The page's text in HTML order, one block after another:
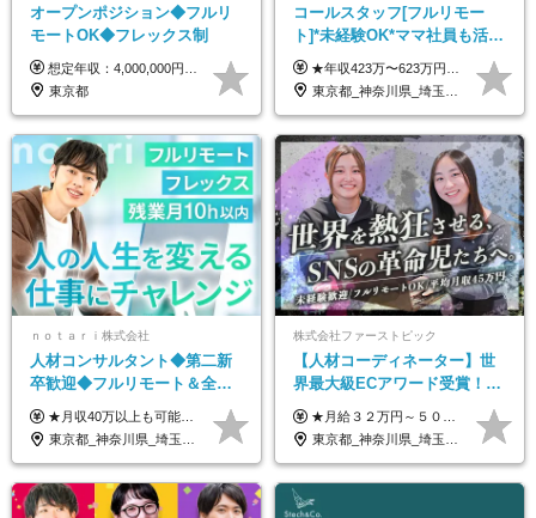
オープンポジション◆フルリ
モートOK◆フレックス制
想定年収：4,000,000円 ～ 8,000,000円 月給：288,000円 ～ 570,000円 ※ご経験・能力に応じて決定いたします。 ※上記額にはみなし残業代を含みます。 ※超過分は全額支給いたします。 ※みなし残業代 45,000円 ～ 89,050円／月 ※みなし残業時間 20時間／月 ※試用期間：3ヶ月（試用期間中の待遇に差異はありません） 【固定残業代について】 固定残業20時間分（45,000円～89,050円）を含む ※超過分は別途全額支給
東京都
コールスタッフ[フルリモー
ト]*未経験OK*ママ社員も活躍
中*ブランクOK*全国どこでも
働ける
★年収423万〜623万円のモデルあり（想定時間外手当10時間分含む） ★半年に一度ドカンと支給のボーナスあり（半年に1度最大150万円） 月給25万円〜＋各種手当＋インセンティブ ＊リモートワーク手当（4000円/月） ＊リモートワーク一時金（1万5000円） ＊残業手当全額支給 ※経験・スキルにより月給を決定します ※試用期間：2ヵ月あり。期間中の雇用形態・給与・待遇に変更はありません 《頑張りはインセンティブとして還元！》 当社は5段階の評価制度を導入。 半期に1回の評価で最高ランク（5点）を獲得したメンバーには、 150万円のインセンティブを支給！ これが半年に一度のインセンティブとして支給されるため、 成果を出した分だけまとまった収入を得られる仕組みです。 【固定残業代について】 なし（残業代は、実際の労働時間に応じて別途全額支給）
東京都_神奈川県_埼玉県_千葉県_大阪府_愛知県_北海道_青森県_岩手県_宮城県_秋田県_山形県_福島県_茨城県_栃木県_群馬県_新潟県_山梨県_長野県_富山県_石川県_福井県_静岡県_岐阜県_三重県_兵庫県_京都府_滋賀県_奈良県_和歌山県_広島県_岡山県_鳥取県_島根県_山口県_徳島県_香川県_愛媛県_高知県_福岡県_熊本県_佐賀県_長崎県_大分県_宮崎県_鹿児島県_沖縄県
ｎｏｔａｒｉ株式会社
人材コンサルタント◆第二新
卒歓迎◆フルリモート＆全国
から勤務OK◆残業月10h以内
◆フレックス制
★月収40万以上も可能！ ★能力・スキル・経験を考慮した年収額を設定します ★年功序列ではなく、チャレンジを評価して給与に反映！ ■月給20万円～40万円＋決算賞与 ※経験・スキルを考慮のうえ決定します ※給与にはみなし残業代40時間分を含む。そのほか詳細に関しては別途面接時にご説明します ※試用期間3ヵ月あり。期間中の雇用形態・条件などに差異はありません
東京都_神奈川県_埼玉県_千葉県_大阪府_愛知県_北海道_青森県_岩手県_宮城県_秋田県_山形県_福島県_茨城県_栃木県_群馬県_新潟県_山梨県_長野県_富山県_石川県_福井県_静岡県_岐阜県_三重県_兵庫県_京都府_滋賀県_奈良県_和歌山県_広島県_岡山県_鳥取県_島根県_山口県_徳島県_香川県_愛媛県_高知県_福岡県_熊本県_佐賀県_長崎県_大分県_宮崎県_鹿児島県_沖縄県
株式会社ファーストピック
【人材コーディネーター】世
界最大級ECアワード受賞！フ
ルリモート／未経験◎／月給
３２万円～／年休１３０日以
上／
★月給３２万円～５０万円＋インセンティブ賞与＋決算賞与★ （30時間の固定残業代、一律月54,750円を含む。超過分は支給） ※経験・スキルを考慮の上、決定 ※昇給：随時あり 【インセンティブについて】 自社サービスを提案し、サービス化した場合、一部の利益をインセンティブとして還元します。 試用期間中（6か月間）は、下記の給与となります。 【一都三県、大阪、名古屋、福岡の方】 月給２４万円～＋役職手当＋インセンティブ賞与 【一都三県以外の関東圏、九州、東北、北海道、その他地域の方】 月給２０万円～＋役職手当＋インセンティブ賞与 ※試用期間6ヶ月 ※試用期間中の待遇・福利厚生に差異はなし
東京都_神奈川県_埼玉県_千葉県_大阪府_愛知県_北海道_青森県_岩手県_宮城県_秋田県_山形県_福島県_茨城県_栃木県_群馬県_静岡県_岐阜県_三重県_兵庫県_京都府_滋賀県_奈良県_和歌山県_広島県_岡山県_鳥取県_島根県_山口県_福岡県_熊本県_佐賀県_長崎県_大分県_宮崎県_鹿児島県